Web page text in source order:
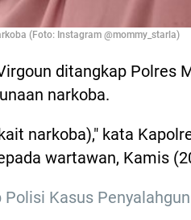
(Foto: Instagram @mommy_starla)
ditangkap Polres
narkoba.
narkoba)," kata
wartawan, Kamis
Kasus